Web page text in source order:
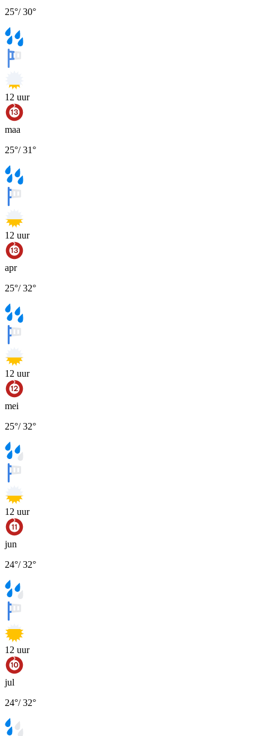
25°/30°
12 uur
maa
25°/31°
12 uur
apr
25°/32°
12 uur
mei
25°/32°
12 uur
jun
24°/32°
12 uur
jul
24°/32°